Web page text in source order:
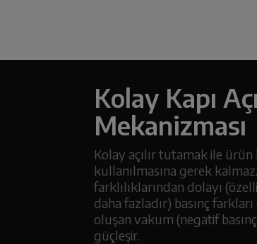
Kolay Kapı
Mekanizması
Kolay açılır tutamak ile ürün
kullanılmasına gerek
farklılıklarından dolayı
daha fazladır) basınç
oluşan vakum (negatif
güçleşir.